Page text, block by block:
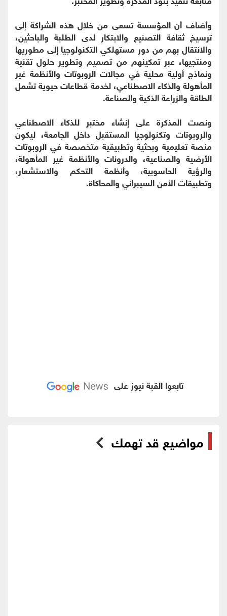
وأضاف أن المؤسسة تسعى من خلال هذه الشراكة إلى
ترسيخ ثقافة التصنيع والابتكار لدى الطلبة والباحثين،
والانتقال بهم من دور مستهلكي التكنولوجيا إلى مطوريها
ومنتجيها، عبر تمكينهم من تصميم وتطوير حلول تقنية
ونماذج أولية محلية في مجالات الروبوتات والأنظمة غير
المأهولة والذكاء الاصطناعي، لخدمة قطاعات حيوية تشمل
الطاقة والزراعة الذكية والصناعة.
ونصت المذكرة على إنشاء مختبر للذكاء الاصطناعي
والروبوتات وتكنولوجيا المستقبل داخل الجامعة، ليكون
منصة تعليمية وبحثية وتطبيقية متخصصة في الروبوتات
الأرضية والصناعية، والدرونات والأنظمة غير المأهولة،
والرؤية الحاسوبية، وأنظمة التحكم والاستشعار،
وتطبيقات الأمن السيبراني والمحاكاة.
تابعوا القبة نيوز على
مواضيع قد تهمك